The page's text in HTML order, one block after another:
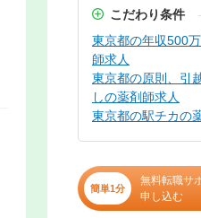
こだわり条件
東京都の年収500
師求人
東京都の原則、引
しの薬剤師求人
東京都の駅チカの
簡単1分
無料転職サ
申し込む